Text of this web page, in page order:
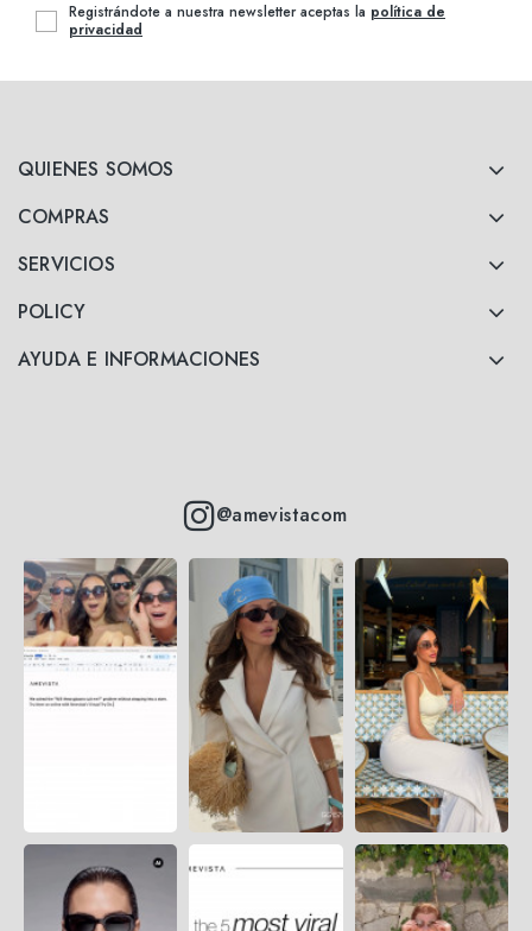
QUIENES SOMOS
COMPRAS
SERVICIOS
POLICY
AYUDA E INFORMACIONES
@amevistacom
Registrándote a nuestra newsletter aceptas la política de
privacidad